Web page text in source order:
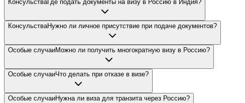
КонсульстваГде подать документы на визу в Россию в Индия?
КонсульстваНужно ли личное присутствие при подаче документов?
Особые случаиМожно ли получить многократную визу в Россию?
Особые случаиЧто делать при отказе в визе?
Особые случаиНужна ли виза для транзита через Россию?